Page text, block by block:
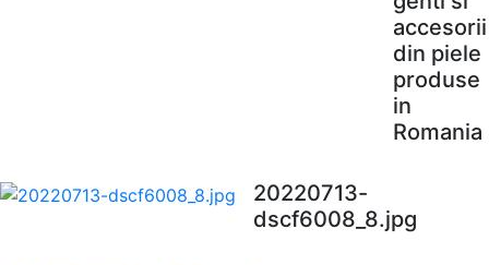
accesorii
din piele
produse
in
Romania
20220713-
dscf6008_8.jpg